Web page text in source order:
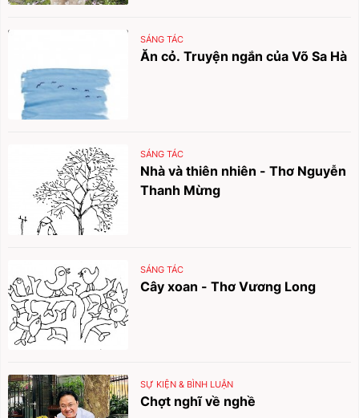
SÁNG TÁC
Ăn cỏ. Truyện ngắn của Võ Sa Hà
SÁNG TÁC
Nhà và thiên nhiên - Thơ Nguyễn
Thanh Mừng
SÁNG TÁC
Cây xoan - Thơ Vương Long
SỰ KIỆN & BÌNH LUẬN
Chợt nghĩ về nghề